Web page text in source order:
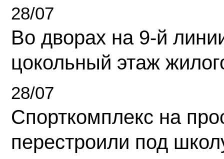
28/07
Во дворах на 9-й
цокольный этаж
28/07
Спорткомплекс на
перестроили под